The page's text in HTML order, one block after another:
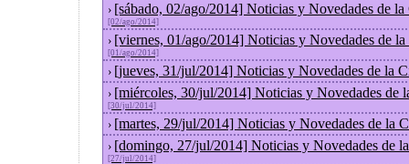
› [sábado, 02/ago/2014] Noticias y Novedades de
[02/ago/2014]
› [viernes, 01/ago/2014] Noticias y Novedades de
[01/ago/2014]
› [jueves, 31/jul/2014] Noticias y Novedades de la
› [miércoles, 30/jul/2014] Noticias y Novedades de
[30/jul/2014]
› [martes, 29/jul/2014] Noticias y Novedades de la
› [domingo, 27/jul/2014] Noticias y Novedades de
[27/jul/2014]